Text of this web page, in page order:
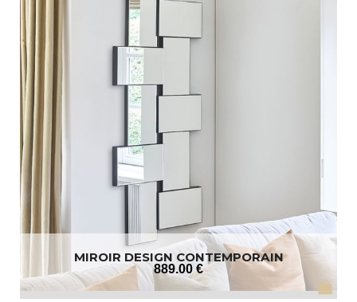
MIROIR DESIGN CONTEMPORAIN
889.00 €